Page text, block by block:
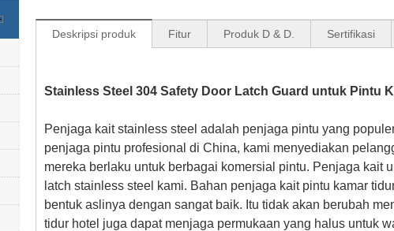
Deskripsi produk Fitur Produk D & D. Sertifikasi
Stainless Steel 304 Safety Door Latch Guard untuk Pintu
Penjaga kait stainless steel adalah penjaga pintu yang
penjaga pintu profesional di China, kami menyediakan
mereka berlaku untuk berbagai komersial pintu. Penjaga kait
latch stainless steel kami. Bahan penjaga kait pintu kamar
bentuk aslinya dengan sangat baik. Itu tidak akan berubah
tidur hotel juga dapat menjaga permukaan yang halus untuk